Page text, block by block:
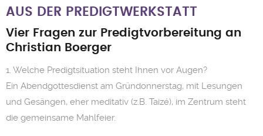
AUS DER PREDIGTWERKSTATT
Vier Fragen zur Predigtvorbereitung an
Christian Boerger
1. Welche Predigtsituation steht Ihnen vor Augen?
Ein Abendgottesdienst am Gründonnerstag, mit Lesungen
und Gesängen, eher meditativ (z.B. Taizé), im Zentrum steht
die gemeinsame Mahlfeier.